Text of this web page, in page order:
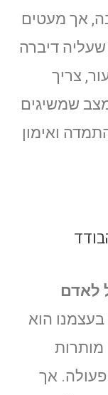
אך מעטים
דיברה
צריך
שמשיגים
ואימון
לאדם
הוא
פעולה. אך